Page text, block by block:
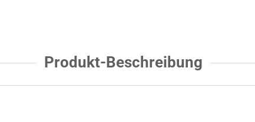
Produkt-Beschreibung